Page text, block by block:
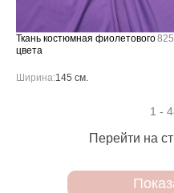
Ткань костюмная фиолетового
цвета
Ширина:145 см.
1 -
Перейти на